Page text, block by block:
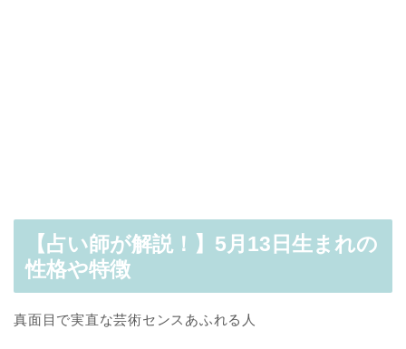
【占い師が解説！】5月13日生まれの
性格や特徴
真面目で実直な芸術センスあふれる人